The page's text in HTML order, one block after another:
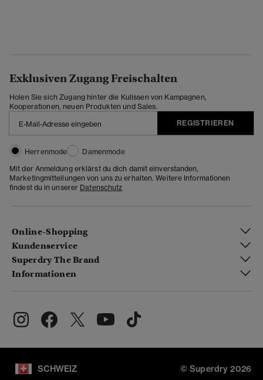
Exklusiven Zugang Freischalten
Holen Sie sich Zugang hinter die Kulissen von Kampagnen,
Kooperationen, neuen Produkten und Sales.
REGISTRIEREN
Herrenmode
Damenmode
Mit der Anmeldung erklärst du dich damit einverstanden,
Marketingmitteilungen von uns zu erhalten. Weitere Informationen
findest du in unserer Datenschutz
Online-Shopping
Kundenservice
Superdry The Brand
Informationen
SCHWEIZ © Superdry 2026